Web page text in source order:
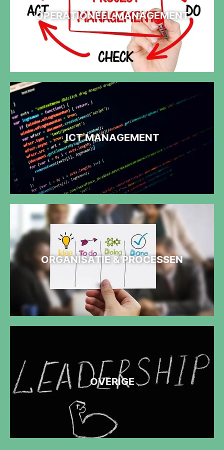
OPERATIONEEL MANAGEMENT
ICT MANAGEMENT
ORGANISATIE & PROCESSEN
OVERIGE